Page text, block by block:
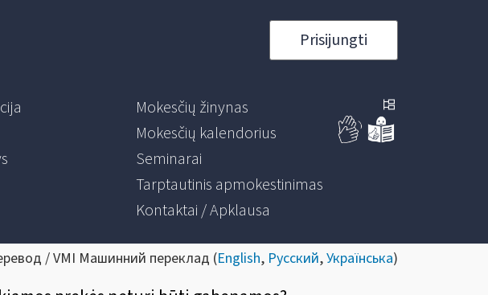
Prisijungti
Mokesčių žinynas
Mokesčių kalendorius
Seminarai
Tarptautinis apmokestinimas
Kontaktai / Apklausa
/ VMI Машинний переклад (English, Русский,Українська)